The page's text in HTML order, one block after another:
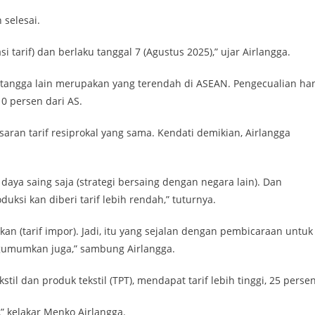
selesai.
tarif) dan berlaku tanggal 7 (Agustus 2025),” ujar Airlangga.
lain merupakan yang terendah di ASEAN. Pengecualian
persen dari AS.
tarif resiprokal yang sama. Kendati demikian, Airlangga
saing saja (strategi bersaing dengan negara lain). Dan
kan diberi tarif lebih rendah,” tuturnya.
(tarif impor). Jadi, itu yang sejalan dengan pembicaraan untuk
juga,” sambung Airlangga.
dan produk tekstil (TPT), mendapat tarif lebih tinggi, 25
kelakar Menko Airlangga.